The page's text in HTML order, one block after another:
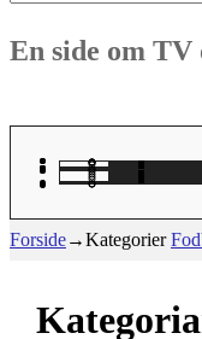
En side om
Forside→Kategorier